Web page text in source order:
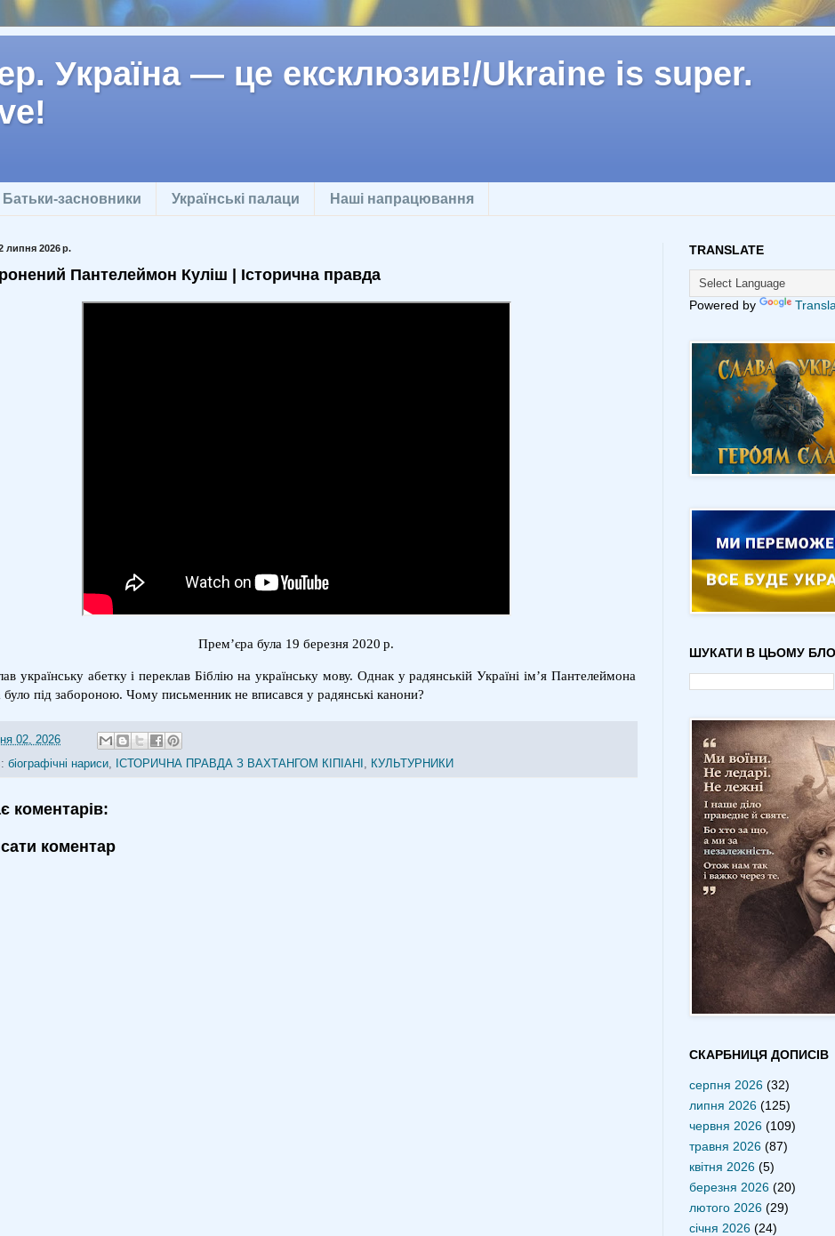
Україна — це ексклюзив!/Ukraine is super.
Батьки-засновники Українські палаци Наші напрацювання
липня 2026 р.
Пантелеймон Куліш | Історична правда
Прем’єра була 19 березня 2020 р.
українську абетку і переклав Біблію на українську мову. Однак у радянській Україні ім’я Пантелеймона
було під забороною. Чому письменник не вписався у радянські канони?
02, 2026
біографічні нариси ІСТОРИЧНА ПРАВДА З ВАХТАНГОМ КІПІАНІ КУЛЬТУРНИКИ
коментарів:
коментар
TRANSLATE
Powered by
ШУКАТИ В ЦЬОМУ
СКАРБНИЦЯ ДОПИСІВ
серпня 2026 (32)
липня 2026 (125)
червня 2026 (109)
травня 2026 (87)
квітня 2026 (5)
березня 2026 (20)
лютого 2026 (29)
січня 2026 (24)